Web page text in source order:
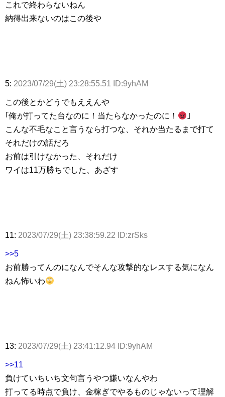
これで終わらないねん
納得出来ないのはこの後や
5: 2023/07/29(土) 23:28:55.51 ID:9yhAM
この後とかどうでもええんや
｢俺が打ってた台なのに！当たらなかったのに！
｣
こんな不毛なこと言うなら打つな、それか当たるまで打て
それだけの話だろ
お前は引けなかった、それだけ
ワイは11万勝ちでした、あざす
11: 2023/07/29(土) 23:38:59.22 ID:zrSks
>>5
お前勝ってんのになんでそんな攻撃的なレスする気になん
ねん怖いわ
13: 2023/07/29(土) 23:41:12.94 ID:9yhAM
>>11
負けていちいち文句言うやつ嫌いなんやわ
打ってる時点で負け、金稼ぎでやるものじゃないって理解